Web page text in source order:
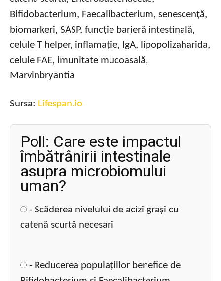
Bifidobacterium, Faecalibacterium, senescență,
biomarkeri, SASP, funcție barieră intestinală,
celule T helper, inflamație, IgA, lipopolizaharida,
celule FAE, imunitate mucoasală,
Marvinbryantia
Sursa: Lifespan.io
Poll: Care este impactul
îmbătrânirii intestinale
asupra microbiomului
uman?
- Scăderea nivelului de acizi grași cu
catenă scurtă necesari
- Reducerea populațiilor benefice de